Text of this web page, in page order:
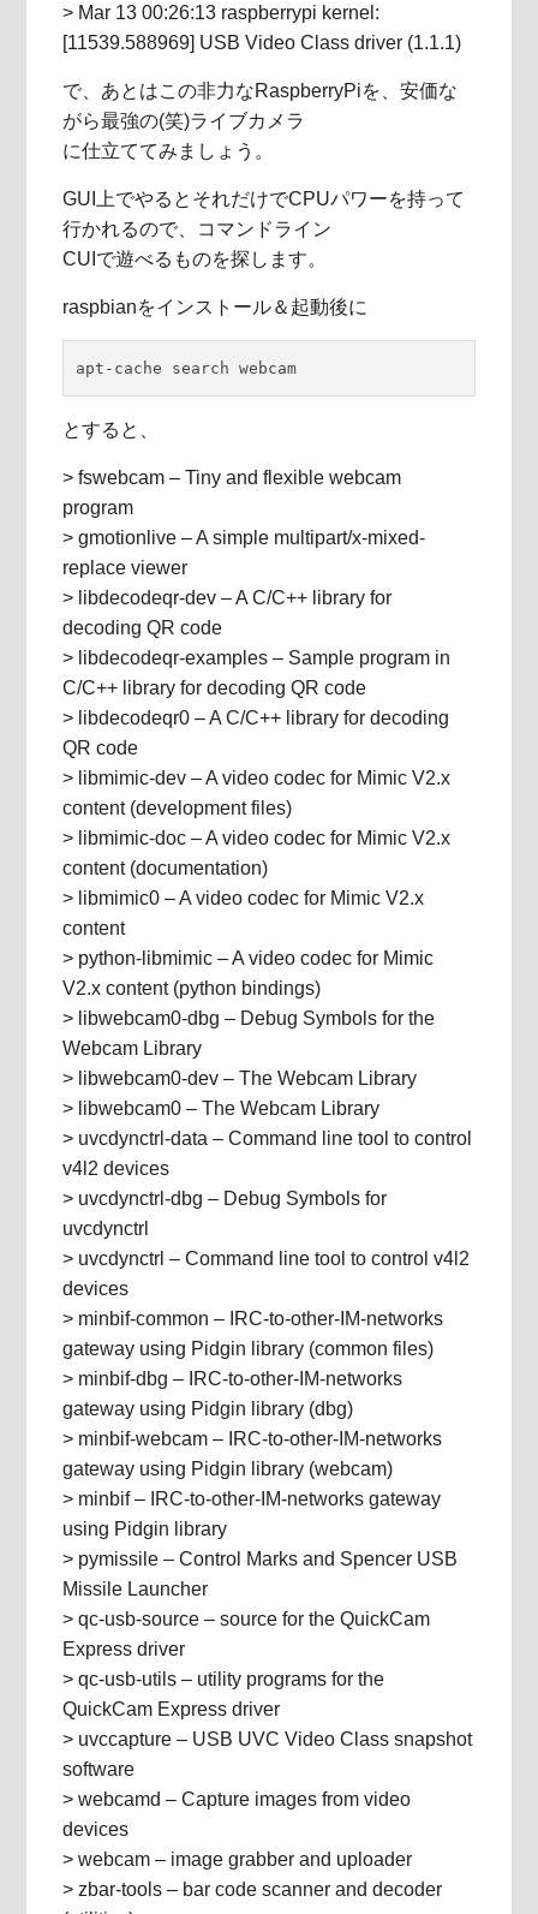
> Mar 13 00:26:13 raspberrypi kernel:
[11539.588969] USB Video Class driver (1.1.1)
で、あとはこの非力なRaspberryPiを、安価な
がら最強の(笑)ライブカメラ
に仕立ててみましょう。
GUI上でやるとそれだけでCPUパワーを持って
行かれるので、コマンドライン
CUIで遊べるものを探します。
raspbianをインストール＆起動後に
apt-cache search webcam
とすると、
> fswebcam – Tiny and flexible webcam
program
> gmotionlive – A simple multipart/x-mixed-
replace viewer
> libdecodeqr-dev – A C/C++ library for
decoding QR code
> libdecodeqr-examples – Sample program in
C/C++ library for decoding QR code
> libdecodeqr0 – A C/C++ library for decoding
QR code
> libmimic-dev – A video codec for Mimic V2.x
content (development files)
> libmimic-doc – A video codec for Mimic V2.x
content (documentation)
> libmimic0 – A video codec for Mimic V2.x
content
> python-libmimic – A video codec for Mimic
V2.x content (python bindings)
> libwebcam0-dbg – Debug Symbols for the
Webcam Library
> libwebcam0-dev – The Webcam Library
> libwebcam0 – The Webcam Library
> uvcdynctrl-data – Command line tool to control
v4l2 devices
> uvcdynctrl-dbg – Debug Symbols for
uvcdynctrl
> uvcdynctrl – Command line tool to control v4l2
devices
> minbif-common – IRC-to-other-IM-networks
gateway using Pidgin library (common files)
> minbif-dbg – IRC-to-other-IM-networks
gateway using Pidgin library (dbg)
> minbif-webcam – IRC-to-other-IM-networks
gateway using Pidgin library (webcam)
> minbif – IRC-to-other-IM-networks gateway
using Pidgin library
> pymissile – Control Marks and Spencer USB
Missile Launcher
> qc-usb-source – source for the QuickCam
Express driver
> qc-usb-utils – utility programs for the
QuickCam Express driver
> uvccapture – USB UVC Video Class snapshot
software
> webcamd – Capture images from video
devices
> webcam – image grabber and uploader
> zbar-tools – bar code scanner and decoder